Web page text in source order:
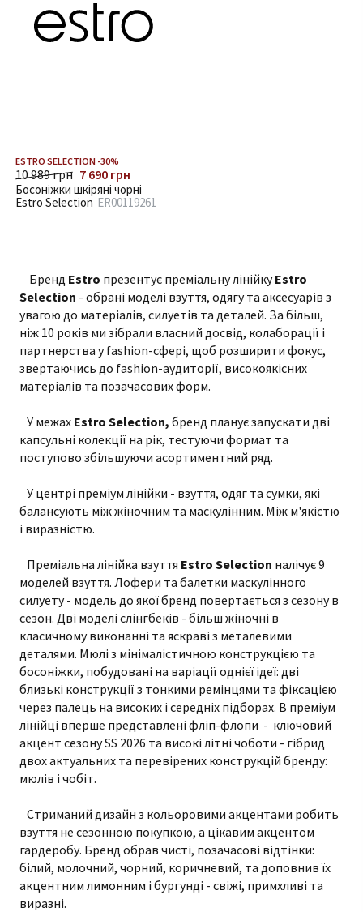
ESTRO SELECTION -30%
10 989 грн 7 690 грн
Босоніжки шкіряні чорні
Estro Selection ER00119261
Бренд Estro презентує преміальну лінійкуEstro
Selection - обрані моделі взуття, одягу та аксесуарів з
увагою до матеріалів, силуетів та деталей. За більш,
ніж 10 років ми зібрали власний досвід, колаборації і
партнерства у fashion-сфері, щоб розширити фокус,
звертаючись до fashion-аудиторії, високоякісних
матеріалів та позачасових форм.
У межах Estro Selection, бренд планує запускати дві
капсульні колекції на рік, тестуючи формат та
поступово збільшуючи асортиментний ряд.
У центрі преміум лінійки - взуття, одяг та сумки, які
балансують між жіночним та маскулінним. Між м'якістю
і виразністю.
Преміальна лінійка взуття Estro Selection налічує 9
моделей взуття. Лофери та балетки маскулінного
силуету - модель до якої бренд повертається з сезону в
сезон. Дві моделі слінгбеків - більш жіночні в
класичному виконанні та яскраві з металевими
деталями. Мюлі з мінімалістичною конструкцією та
босоніжки, побудовані на варіації однієї ідеї: дві
близькі конструкції з тонкими ремінцями та фіксацією
через палець на високих і середніх підборах. В преміум
лінійці вперше представлені фліп-флопи - ключовий
акцент сезону SS 2026 та високі літні чоботи - гібрид
двох актуальних та перевірених конструкцій бренду:
мюлів і чобіт.
Стриманий дизайн з кольоровими акцентами робить
взуття не сезонною покупкою, а цікавим акцентом
гардеробу. Бренд обрав чисті, позачасові відтінки:
білий, молочний, чорний, коричневий, та доповнив їх
акцентним лимонним і бургунді - свіжі, примхливі та
виразні.